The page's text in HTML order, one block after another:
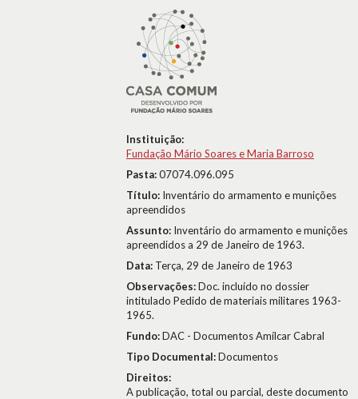
Instituição:
Fundação Mário Soares e Maria Barroso
Pasta:07074.096.095
Título: Inventário do armamento e munições
apreendidos
Assunto: Inventário do armamento e munições
apreendidos a 29 de Janeiro de 1963.
Data: Terça, 29 de Janeiro de 1963
Observações:Doc. incluído no dossier
intitulado Pedido de materiais militares 1963-
1965.
Fundo:DAC - Documentos Amílcar Cabral
Tipo Documental:Documentos
Direitos:
A publicação, total ou parcial, deste documento